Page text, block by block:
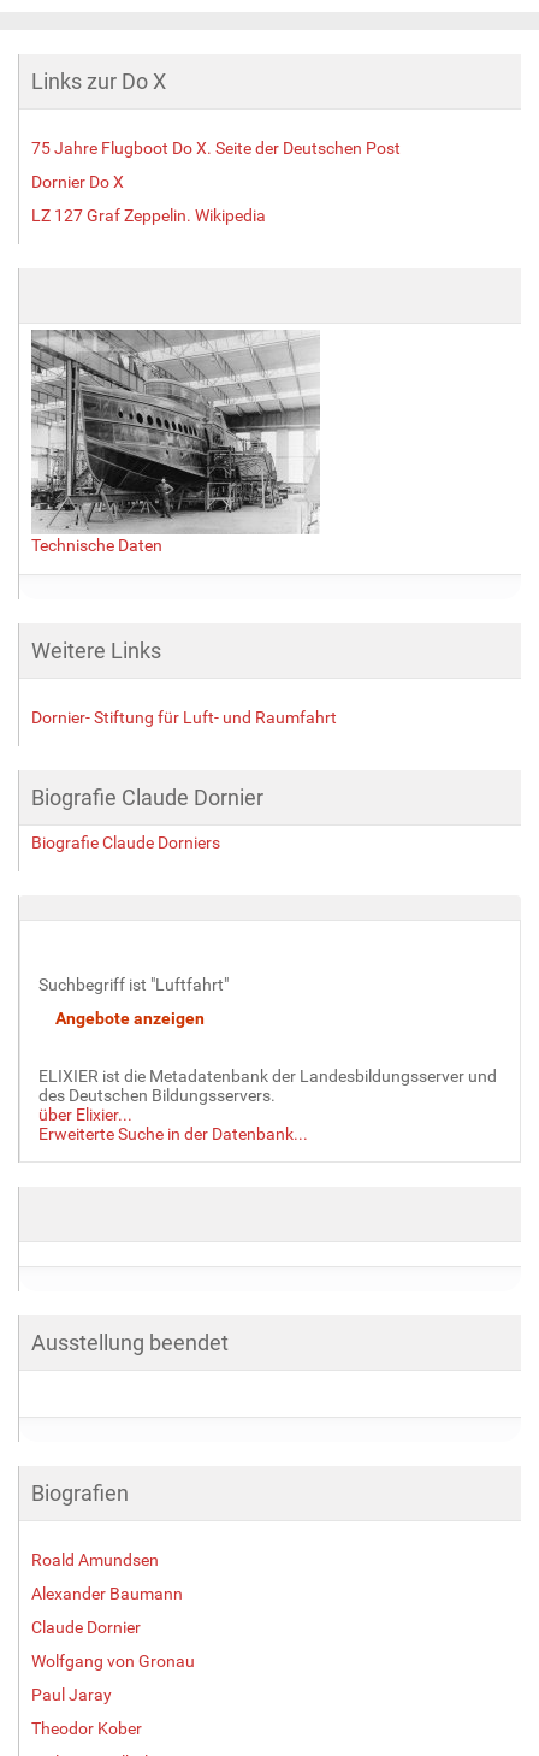
d
v
l
l
ö
ß
e
…
Links zur Do X
75 Jahre Flugboot Do X. Seite der Deutschen Post
Dornier Do X
LZ 127 Graf Zeppelin. Wikipedia
Technische Daten
Weitere Links
Dornier- Stiftung für Luft- und Raumfahrt
Biografie Claude Dornier
Biografie Claude Dorniers
Suchbegriff ist "Luftfahrt"
ELIXIER ist die Metadatenbank der Landesbildungsserver und
des Deutschen Bildungsservers.
über Elixier...
Erweiterte Suche in der Datenbank...
Ausstellung beendet
Biografien
Roald Amundsen
Alexander Baumann
Claude Dornier
Wolfgang von Gronau
Paul Jaray
Theodor Kober